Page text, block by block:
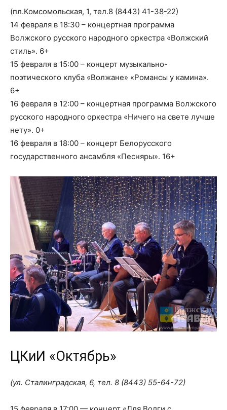
(пл.Комсомольская, 1, тел.8 (8443) 41-38-22)
14 февраля в 18:30 – концертная программа
Волжского русского народного оркестра «Волжский
стиль». 6+
15 февраля в 15:00 – концерт музыкально-
поэтического клуба «Волжане» «Романсы у камина».
6+
16 февраля в 12:00 – концертная программа Волжского
русского народного оркестра «Ничего на свете лучше
нету». 0+
16 февраля в 18:00 – концерт Белорусского
государственного ансамбля «Песняры». 16+
ЦКиИ «Октябрь»
(ул. Сталинградская, 6, тел. 8 (8443) 55-64-72)